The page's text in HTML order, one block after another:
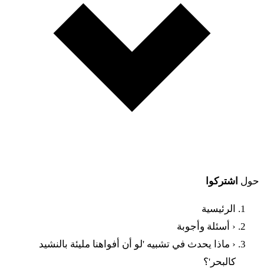
حول اشتركوا
الرئيسية
‹ أسئلة وأجوبة
‹ ماذا يحدث في تشبيه 'لو أن أفواهنا مليئة بالنشيد
كالبحر'؟